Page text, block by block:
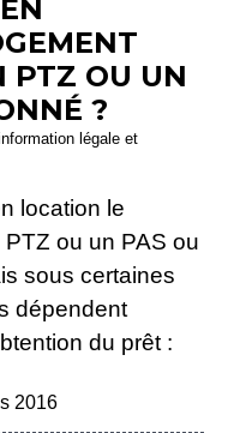
PTZ OU UN
?
légale et
location le
ou un PAS ou
sous certaines
dépendent
du prêt :
2016